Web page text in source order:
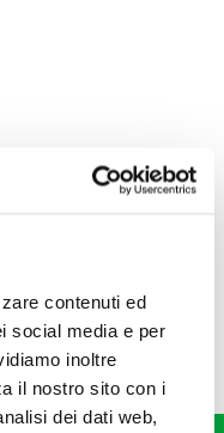
contenuti ed
social media e per
inoltre
il nostro sito con i
dei dati web,